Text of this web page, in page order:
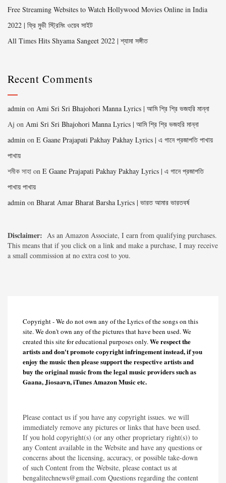
Free Streaming Websites to Watch Hollywood Movies Online in India
2022 | ফ্রি মুভী স্ট্রিমিং ওয়েব সাইট
All Times Hits Shyama Sangeet 2022 | শ্যামা সঙ্গীত
Recent Comments
admin on Ami Sri Sri Bhajohori Manna Lyrics | আমি শ্রি শ্রি ভজহরি মান্না
Aj on Ami Sri Sri Bhajohori Manna Lyrics | আমি শ্রি শ্রি ভজহরি মান্না
admin on E Gaane Prajapati Pakhay Pakhay Lyrics | এ গানে প্রজাপতি পাখায়
পাখায়
শমীক সাহা on E Gaane Prajapati Pakhay Pakhay Lyrics | এ গানে প্রজাপতি
পাখায় পাখায়
admin on Bharat Amar Bharat Barsha Lyrics | ভারত আমার ভারতবর্ষ
Disclaimer: As an Amazon Associate, I earn from qualifying purchases.
This means that if you click on a link and make a purchase, I may receive
a small commission at no extra cost to you.
Copyright - We do not own any of the Lyrics of the songs on this
site. We don't own any of the pictures that have been used. We
created this site for educational purposes only.We respect the
artists and don't promote copyright infringement instead, if you
enjoy the music then please support the respective artists and
buy the original music from the legal music providers such as
Gaana, Jiosaavn, iTunes Amazon Music etc.
Please contact us if you have any copyright issues. we will
immediately remove any pictures or links that have been used.
If you hold copyright(s) (or any other proprietary right(s)) to
any Content available in the Website and have any questions or
concerns about the licensing, accuracy, or possible take-down
of such Content from the Website, please contact us at
bengalitechnews@gmail.com Questions regarding the content